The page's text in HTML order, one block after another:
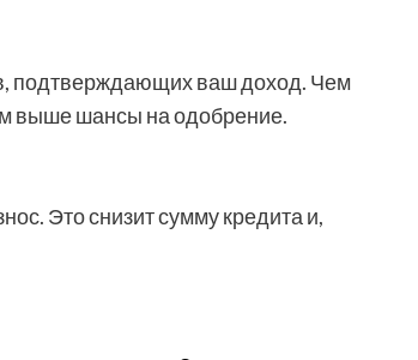
подтверждающих ваш доход. Чем
выше шансы на одобрение.
Это снизит сумму кредита и,